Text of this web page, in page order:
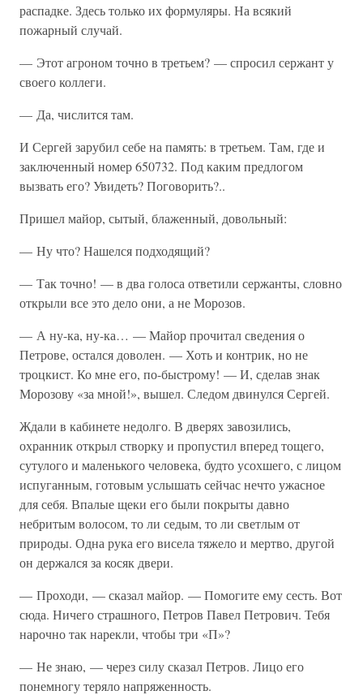
распадке. Здесь только их формуляры. На всякий
пожарный случай.
— Этот агроном точно в третьем? — спросил сержант у
своего коллеги.
— Да, числится там.
И Сергей зарубил себе на память: в третьем. Там, где и
заключенный номер 650732. Под каким предлогом
вызвать его? Увидеть? Поговорить?..
Пришел майор, сытый, блаженный, довольный:
— Ну что? Нашелся подходящий?
— Так точно! — в два голоса ответили сержанты, словно
открыли все это дело они, а не Морозов.
— А ну-ка, ну-ка… — Майор прочитал сведения о
Петрове, остался доволен. — Хоть и контрик, но не
троцкист. Ко мне его, по-быстрому! — И, сделав знак
Морозову «за мной!», вышел. Следом двинулся Сергей.
Ждали в кабинете недолго. В дверях завозились,
охранник открыл створку и пропустил вперед тощего,
сутулого и маленького человека, будто усохшего, с лицом
испуганным, готовым услышать сейчас нечто ужасное
для себя. Впалые щеки его были покрыты давно
небритым волосом, то ли седым, то ли светлым от
природы. Одна рука его висела тяжело и мертво, другой
он держался за косяк двери.
— Проходи, — сказал майор. — Помогите ему сесть. Вот
сюда. Ничего страшного, Петров Павел Петрович. Тебя
нарочно так нарекли, чтобы три «П»?
— Не знаю, — через силу сказал Петров. Лицо его
понемногу теряло напряженность.